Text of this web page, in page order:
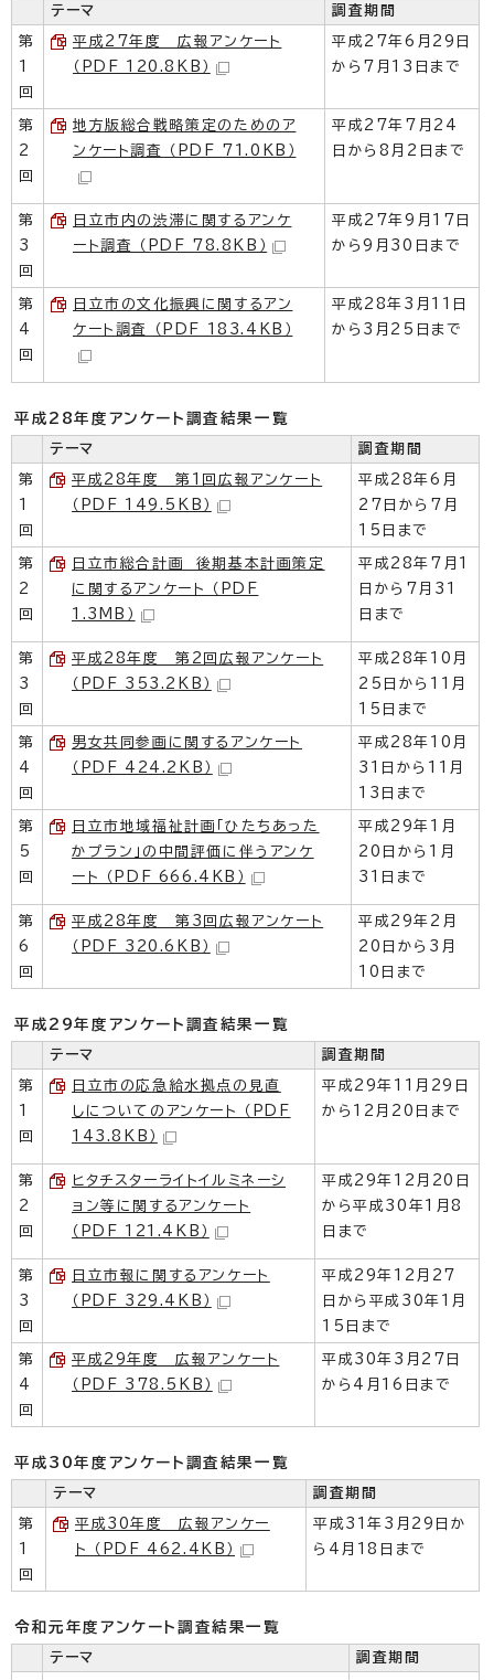
テーマ 調査期間
第
1
回
平成27年度 広報アンケート
（PDF 120.8KB）
平成27年6月29日
から7月13日まで
第
2
回
地方版総合戦略策定のためのア
ンケート調査 （PDF 71.0KB）
平成27年7月24
日から8月2日まで
第
3
回
日立市内の渋滞に関するアンケ
ート調査 （PDF 78.8KB）
平成27年9月17日
から9月30日まで
第
4
回
日立市の文化振興に関するアン
ケート調査 （PDF 183.4KB）
平成28年3月11日
から3月25日まで
平成28年度アンケート調査結果一覧
テーマ 調査期間
第
1
回
平成28年度 第1回広報アンケート
（PDF 149.5KB）
平成28年6月
27日から7月
15日まで
第
2
回
日立市総合計画 後期基本計画策定
に関するアンケート （PDF
1.3MB）
平成28年7月1
日から7月31
日まで
第
3
回
平成28年度 第2回広報アンケート
（PDF 353.2KB）
平成28年10月
25日から11月
15日まで
第
4
回
男女共同参画に関するアンケート
（PDF 424.2KB）
平成28年10月
31日から11月
13日まで
第
5
回
日立市地域福祉計画「ひたちあった
かプラン」の中間評価に伴うアンケ
ート （PDF 666.4KB）
平成29年1月
20日から1月
31日まで
第
6
回
平成28年度 第3回広報アンケート
（PDF 320.6KB）
平成29年2月
20日から3月
10日まで
平成29年度アンケート調査結果一覧
テーマ 調査期間
第
1
回
日立市の応急給水拠点の見直
しについてのアンケート （PDF
143.8KB）
平成29年11月29日
から12月20日まで
第
2
回
ヒタチスターライトイルミネーシ
ョン等に関するアンケート
（PDF 121.4KB）
平成29年12月20日
から平成30年1月8
日まで
第
3
回
日立市報に関するアンケート
（PDF 329.4KB）
平成29年12月27
日から平成30年1月
15日まで
第
4
回
平成29年度 広報アンケート
（PDF 378.5KB）
平成30年3月27日
から4月16日まで
平成30年度アンケート調査結果一覧
テーマ 調査期間
第
1
回
平成30年度 広報アンケー
ト （PDF 462.4KB）
平成31年3月29日か
ら4月18日まで
令和元年度アンケート調査結果一覧
テーマ 調査期間